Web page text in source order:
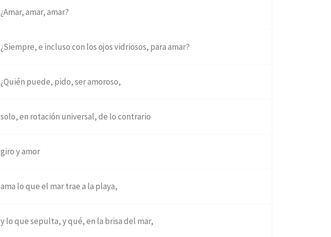
¿Amar, amar, amar?
¿Siempre, e incluso con los ojos vidriosos, para amar?
¿Quién puede, pido, ser amoroso,
solo, en rotación universal, de lo contrario
giro y amor
ama lo que el mar trae a la playa,
y lo que sepulta, y qué, en la brisa del mar,